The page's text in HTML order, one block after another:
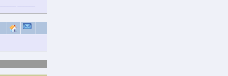
______